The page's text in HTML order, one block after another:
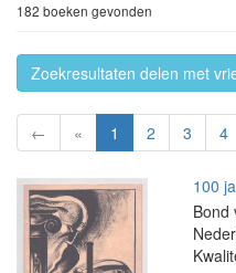
182 boeken gevonden
Zoekresultaten delen met
← « 1 2 3 4
100
Bond